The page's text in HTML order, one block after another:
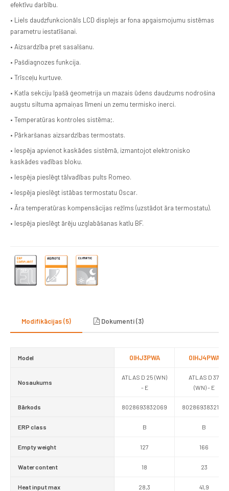
efektīvu darbību.
• Liels daudzfunkcionāls LCD displejs ar fona apgaismojumu sistēmas
parametru iestatīšanai.
• Aizsardzība pret sasalšanu.
• Pašdiagnozes funkcija.
• Trīsceļu kurtuve.
• Katla sekciju īpašā ģeometrija un mazais ūdens daudzums nodrošina
augstu siltuma apmaiņas līmeni un zemu termisko inerci.
• Temperatūras kontroles sistēma;.
• Pārkaršanas aizsardzības termostats.
• Iespēja apvienot kaskādes sistēmā, izmantojot elektronisko
kaskādes vadības bloku.
• Iespēja pieslēgt tālvadības pults Romeo.
• Iespēja pieslēgt istābas termostatu Oscar.
• Āra temperatūras kompensācijas režīms (uzstādot āra termostatu).
• Iespēja pieslēgt ārēju uzglabāšanas katlu BF.
Modifikācijas (5) Dokumenti (3)
Model 0IHJ3PWA 0IHJ4PWA
Nosaukums
ATLAS D 25 (WN)
- E
ATLAS D 37
(WN) - E
Bārkods 8028693832069 8028693832168
ERP class B B
Empty weight 127 166
Water content 18 23
Heat input max 28,3 41,9